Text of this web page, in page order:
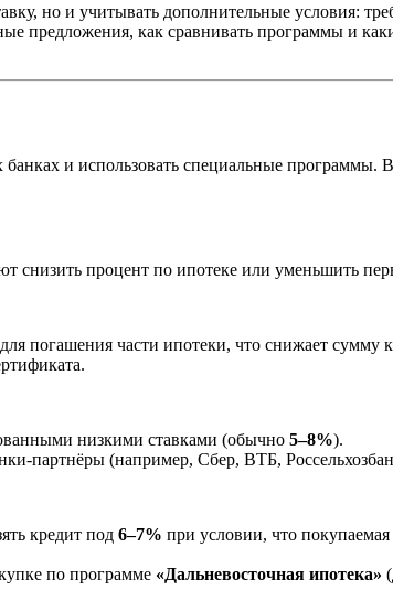
но и учитывать дополнительные условия:
предложения, как сравнивать программы и
и использовать специальные
снизить процент по ипотеке или уменьшить
погашения части ипотеки, что снижает сумму
низкими ставками (обычно 5–8%).
партнёры (например, Сбер, ВТБ,
кредит под 6–7% при условии, что
по программе «Дальневосточная ипотека»